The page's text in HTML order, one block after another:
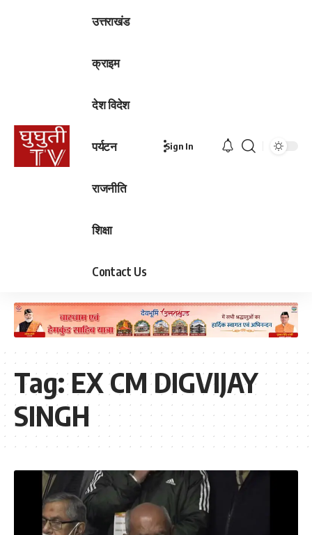
उत्तराखंड
क्राइम
देश विदेश
पर्यटन
राजनीति
शिक्षा
Contact Us
Sign In
Tag:EX CM DIGVIJAY
SINGH